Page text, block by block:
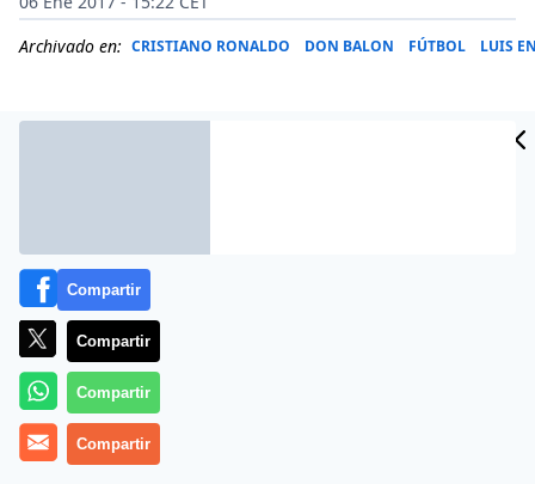
Archivado en: CRISTIANO RONALDO DON BALON FÚTBOL LUIS
Este viernes es día de Reyes… y de resaca. La que dejó
anoche el partido entre el Athletic de Bilbao y el Barça
Compartir
Compartir
Compartir
Compartir